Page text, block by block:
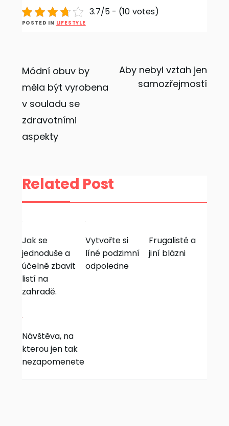
3.7/5 - (10 votes)
POSTED IN LIFESTYLE
Navigace
pro
příspěvek
Módní obuv by
měla být vyrobena
v souladu se
zdravotními
aspekty
Aby nebyl vztah jen
samozřejmostí
Related Post
Jak se
jednoduše a
účelně zbavit
listí na
zahradě.
Vytvořte si
líné podzimní
odpoledne
Frugalisté a
jiní blázni
Návštěva, na
kterou jen tak
nezapomenete